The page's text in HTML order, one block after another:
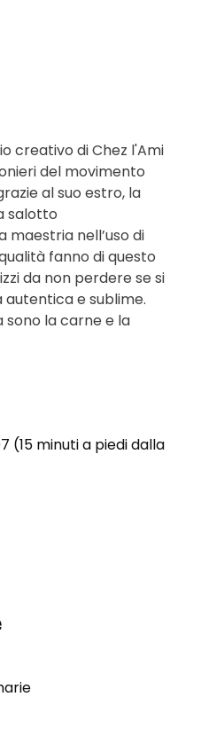
creativo di Chez l'Ami
del movimento
al suo estro, la
salotto
maestria nell’uso di
fanno di questo
da non perdere se si
e sublime.
sono la carne e la
(15 minuti a piedi dalla